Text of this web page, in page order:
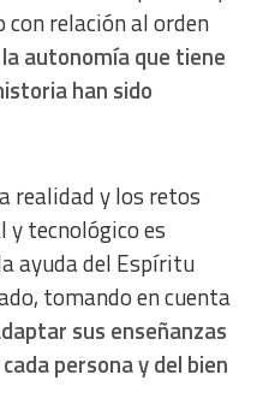
relación al orden
autonomía que tiene
han sido
realidad y los retos
tecnológico es
ayuda del Espíritu
tomando en cuenta
sus enseñanzas
persona y del bien